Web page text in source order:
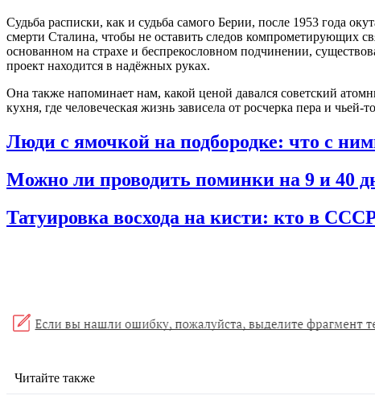
Судьба расписки, как и судьба самого Берии, после 1953 года
смерти Сталина, чтобы не оставить следов компрометирующих
основанном на страхе и беспрекословном подчинении,
проект находится в надёжных руках.
Она также напоминает нам, какой ценой давался советский
кухня, где человеческая жизнь зависела от росчерка пера и
Люди с ямочкой на подбородке: что с
Можно ли проводить поминки на 9 и 40
Татуировка восхода на кисти: кто в
Читайте также